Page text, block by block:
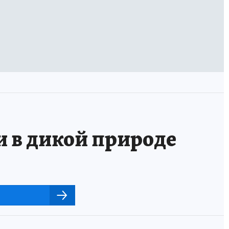
в дикой природе